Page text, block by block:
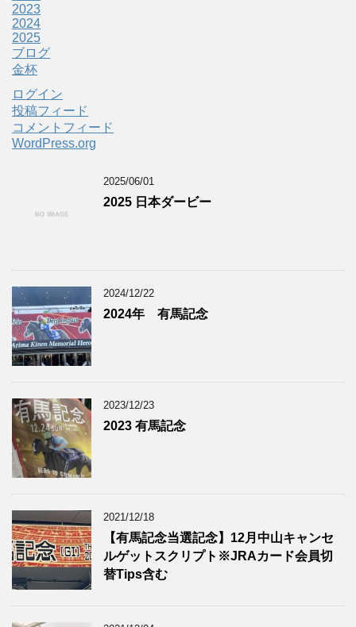
2023
2024
2025
ブログ
金杯
ログイン
投稿フィード
コメントフィード
WordPress.org
2025/06/01
2025 日本ダービー
2024/12/22
2024年 有馬記念
2023/12/23
2023 有馬記念
2021/12/18
【有馬記念当選記念】12月中山キャンセ
ルゲットスクリプト※JRAカード会員切
替Tips含む